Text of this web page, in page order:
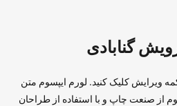
ویرایش کلیک کنید. لورم ایپسوم متن
از صنعت چاپ و با استفاده از طراحان